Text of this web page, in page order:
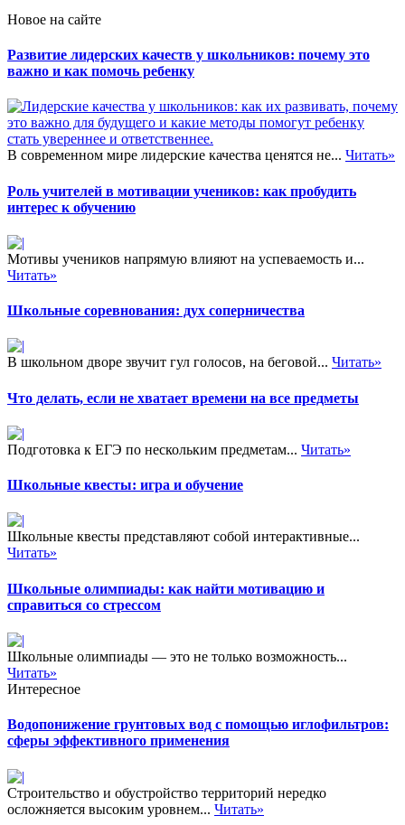
Новое на сайте
Развитие лидерских качеств у школьников: почему это
важно и как помочь ребенку
В современном мире лидерские качества ценятся не... Читать»
Роль учителей в мотивации учеников: как пробудить
интерес к обучению
Мотивы учеников напрямую влияют на успеваемость и...
Читать»
Школьные соревнования: дух соперничества
В школьном дворе звучит гул голосов, на беговой... Читать»
Что делать, если не хватает времени на все предметы
Подготовка к ЕГЭ по нескольким предметам... Читать»
Школьные квесты: игра и обучение
Школьные квесты представляют собой интерактивные...
Читать»
Школьные олимпиады: как найти мотивацию и
справиться со стрессом
Школьные олимпиады — это не только возможность...
Читать»
Интересное
Водопонижение грунтовых вод с помощью иглофильтров:
сферы эффективного применения
Строительство и обустройство территорий нередко
осложняется высоким уровнем... Читать»